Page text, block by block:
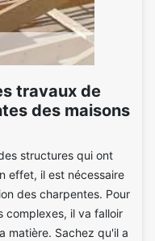
travaux de
des maisons
structures qui ont
effet, il est nécessaire
des charpentes. Pour
complexes, il va falloir
matière. Sachez qu'il a